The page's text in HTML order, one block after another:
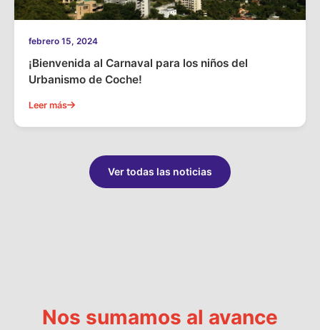
febrero 15, 2024
¡Bienvenida al Carnaval para los niños del
Urbanismo de Coche!
Leer más
Ver todas las noticias
Nos sumamos al avance